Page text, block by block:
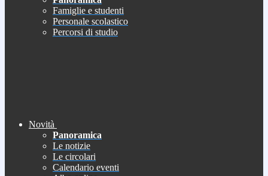
Famiglie e studenti
Personale scolastico
Percorsi di studio
Novità
Panoramica
Le notizie
Le circolari
Calendario eventi